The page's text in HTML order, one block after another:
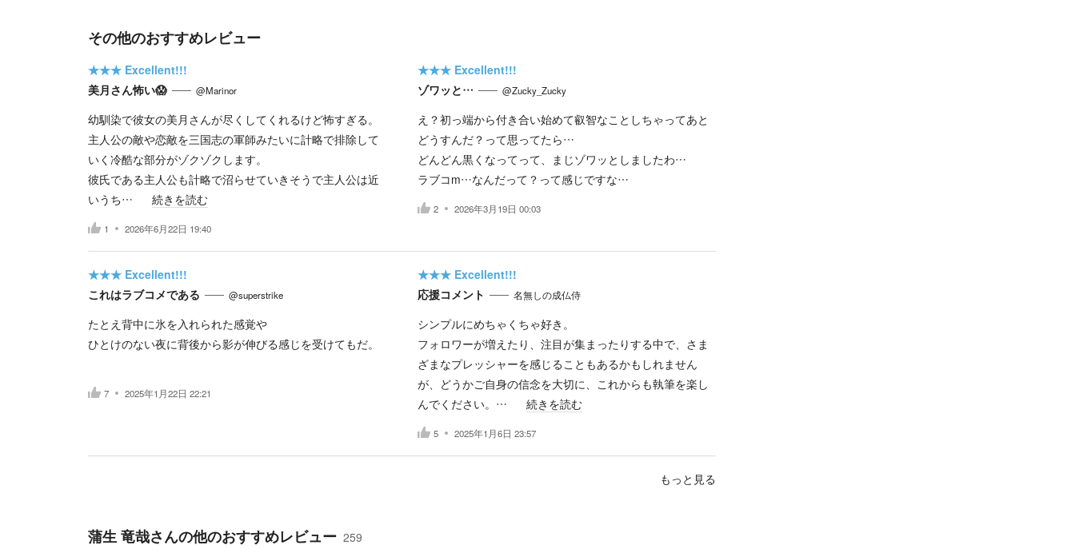
その他のおすすめレビュー
★★★ Excellent!!!
美月さん怖い😱
@Marinor
幼馴染で彼女の美月さんが尽くしてくれるけど怖すぎる。
主人公の敵や恋敵を三国志の軍師みたいに計略で排除して
いく冷酷な部分がゾクゾクします。
彼氏である主人公も計略で沼らせていきそうで主人公は近
いうち…
続きを読む
1 2026年6月22日 19:40
★★★ Excellent!!!
ゾワッと…
@Zucky_Zucky
え？初っ端から付き合い始めて叡智なことしちゃってあと
どうすんだ？って思ってたら…
どんどん黒くなってって、まじゾワッとしましたわ…
ラブコm…なんだって？って感じですな…
2 2026年3月19日 00:03
★★★ Excellent!!!
これはラブコメである
@superstrike
たとえ背中に氷を入れられた感覚や
ひとけのない夜に背後から影が伸びる感じを受けてもだ。
7 2025年1月22日 22:21
★★★ Excellent!!!
応援コメント
名無しの成仏侍
シンプルにめちゃくちゃ好き。
フォロワーが増えたり、注目が集まったりする中で、さま
ざまなプレッシャーを感じることもあるかもしれません
が、どうかご自身の信念を大切に、これからも執筆を楽し
んでください。…
続きを読む
5 2025年1月6日 23:57
もっと見る
蒲生 竜哉さんの他のおすすめレビュー 259